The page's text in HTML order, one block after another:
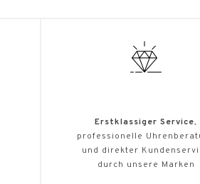
Erstklassiger Service,
professionelle
und direkter
durch unsere Marken